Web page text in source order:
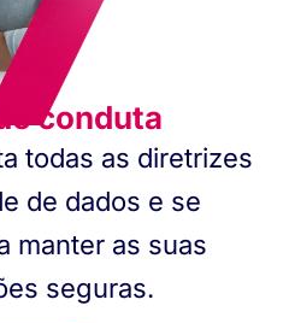
conduta
todas as diretrizes
de dados e se
manter as suas
seguras.